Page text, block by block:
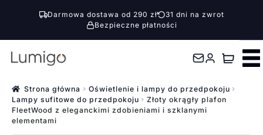
Darmowa dostawa od 290 zł
31 dni na zwrot
Bezpieczne płatności
Przejdź
nawigacji
Przejdź
treści Strona główna
Oświetlenie i lampy do przedpokoju
Lampy sufitowe do przedpokoju
Złoty okrągły plafon
FleetWood z eleganckimi zdobieniami i szklanymi
elementami